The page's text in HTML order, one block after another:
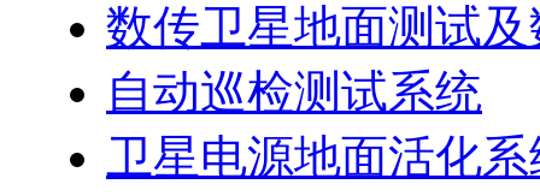
数传卫星地面测试
自动巡检测试系统
卫星电源地面活化系